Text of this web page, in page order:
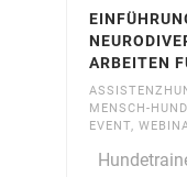
ARBEITEN
MENSCH-
EVENT,